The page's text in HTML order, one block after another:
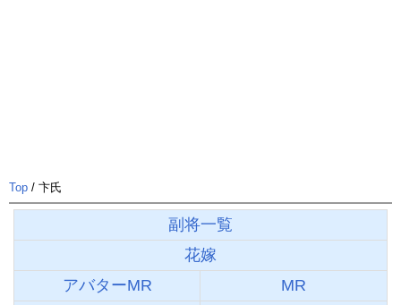
Top / 卞氏
副将一覧
花嫁
アバターMR
MR